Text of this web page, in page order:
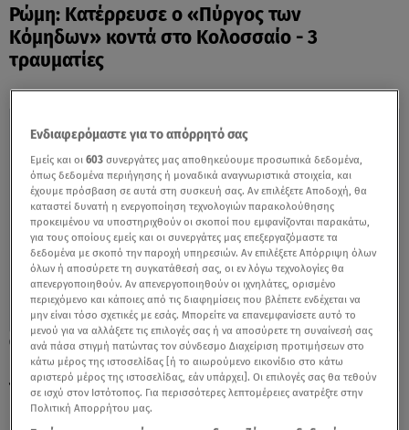
Ρώμη: Κατέρρευσε ο «Πύργος των
Κόμηδων» κοντά στο Κολοσσαίο - 3
τραυματίες
05.07.23, 17:17
Ιταλία: «Δεν ήξερα ότι είναι μνημείο» λέει ο
τουρίστας για το Κολοσσαίο
Ενδιαφερόμαστε για το απόρρητό σας
Εμείς και οι603 συνεργάτες μας αποθηκεύουμε προσωπικά δεδομένα,
όπως δεδομένα περιήγησης ή μοναδικά αναγνωριστικά στοιχεία, και
έχουμε πρόσβαση σε αυτά στη συσκευή σας. Αν επιλέξετε Αποδοχή, θα
καταστεί δυνατή η ενεργοποίηση τεχνολογιών παρακολούθησης
προκειμένου να υποστηριχθούν οι σκοποί που εμφανίζονται παρακάτω,
για τους οποίους εμείς και οι συνεργάτες μας επεξεργαζόμαστε τα
δεδομένα με σκοπό την παροχή υπηρεσιών. Αν επιλέξετε Απόρριψη όλων
όλων ή αποσύρετε τη συγκατάθεσή σας, οι εν λόγω τεχνολογίες θα
απενεργοποιηθούν. Αν απενεργοποιηθούν οι ιχνηλάτες, ορισμένο
περιεχόμενο και κάποιες από τις διαφημίσεις που βλέπετε ενδέχεται να
μην είναι τόσο σχετικές με εσάς. Μπορείτε να επανεμφανίσετε αυτό το
μενού για να αλλάξετε τις επιλογές σας ή να αποσύρετε τη συναίνεσή σας
ανά πάσα στιγμή πατώντας τον σύνδεσμο Διαχείριση προτιμήσεων στο
κάτω μέρος της ιστοσελίδας [ή το αιωρούμενο εικονίδιο στο κάτω
αριστερό μέρος της ιστοσελίδας, εάν υπάρχει]. Οι επιλογές σας θα τεθούν
σε ισχύ στον Ιστότοπος. Για περισσότερες λεπτομέρειες ανατρέξτε στην
Πολιτική Απορρήτου μας.